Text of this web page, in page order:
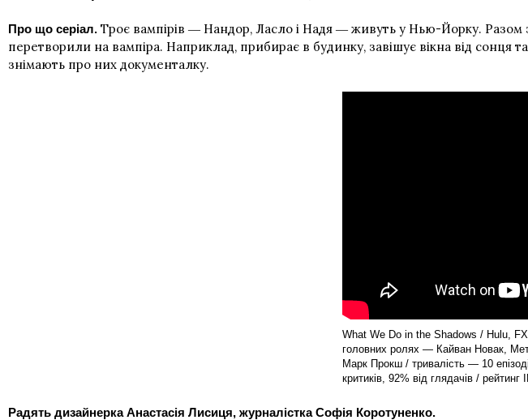
Про що серіал. Троє вампірів ― Нандор, Ласло і Надя ― живуть у Нью-Йорку.
перетворили на вампіра. Наприклад, прибирає в будинку, завішує вікна від сонця
знімають про них документалку.
What We Do in the Shadows / Hulu,
головних ролях — Кайван Новак,
Марк Прокш / тривалість — 10
критиків, 92% від глядачів /
Радять дизайнерка Анастасія Лисиця, журналістка Софія Коротуненко.